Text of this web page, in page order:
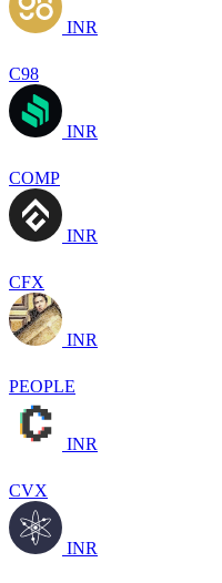
INR
C98
INR
COMP
INR
CFX
INR
PEOPLE
INR
CVX
INR